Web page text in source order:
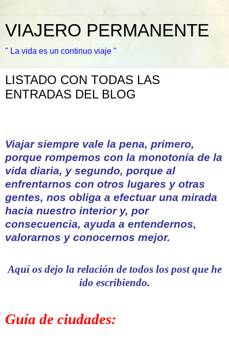
VIAJERO PERMANENTE
" La vida es un continuo viaje "
LISTADO CON TODAS LAS
ENTRADAS DEL BLOG
.
Viajar siempre vale la pena, primero,
porque rompemos con la monotonía de la
vida diaria, y segundo, porque al
enfrentarnos con otros lugares y otras
gentes, nos obliga a efectuar una mirada
hacia nuestro interior y, por
consecuencia, ayuda a entendernos,
valorarnos y conocernos mejor.
Aquí os dejo la relación de todos los post que he
ido escribiendo.
Guía de ciudades: